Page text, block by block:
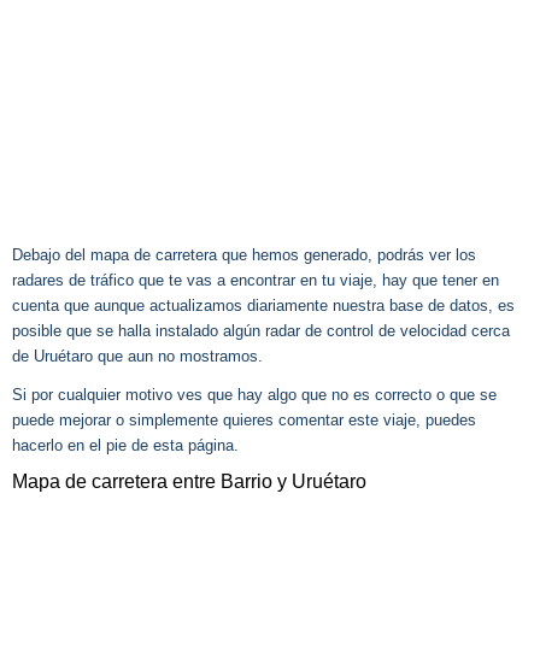
Debajo del mapa de carretera que hemos generado, podrás ver los
radares de tráfico que te vas a encontrar en tu viaje, hay que tener en
cuenta que aunque actualizamos diariamente nuestra base de datos, es
posible que se halla instalado algún radar de control de velocidad cerca
de Uruétaro que aun no mostramos.
Si por cualquier motivo ves que hay algo que no es correcto o que se
puede mejorar o simplemente quieres comentar este viaje, puedes
hacerlo en el pie de esta página.
Mapa de carretera entre Barrio y Uruétaro